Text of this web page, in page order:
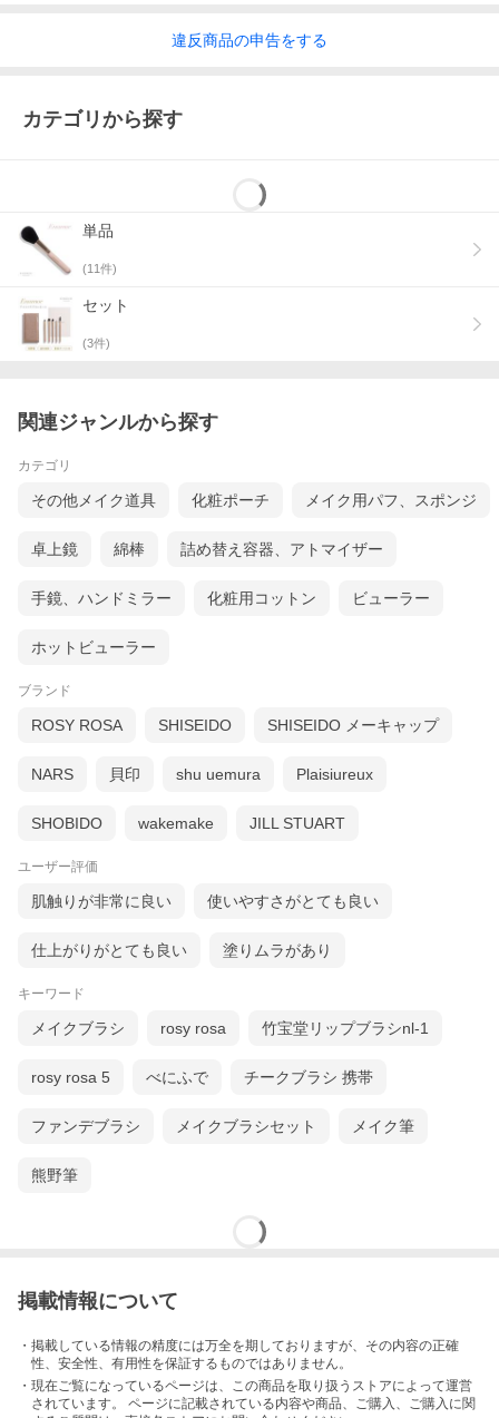
違反商品の申告をする
カテゴリから探す
単品
(11件)
セット
(3件)
関連ジャンルから探す
カテゴリ
その他メイク道具 化粧ポーチ メイク用パフ、スポンジ
卓上鏡 綿棒 詰め替え容器、アトマイザー
手鏡、ハンドミラー 化粧用コットン ビューラー
ホットビューラー
ブランド
ROSY ROSA SHISEIDO SHISEIDO メーキャップ
NARS 貝印 shu uemura Plaisiureux
SHOBIDO wakemake JILL STUART
ユーザー評価
肌触りが非常に良い 使いやすさがとても良い
仕上がりがとても良い 塗りムラがあり
キーワード
メイクブラシ rosy rosa 竹宝堂リップブラシnl-1
rosy rosa 5 べにふで チークブラシ 携帯
ファンデブラシ メイクブラシセット メイク筆
熊野筆
掲載情報について
・掲載している情報の精度には万全を期しておりますが、その内容の正確
性、安全性、有用性を保証するものではありません。
・現在ご覧になっているページは、この商品を取り扱うストアによって運営
されています。 ページに記載されている内容や商品、ご購入 、ご購入に関